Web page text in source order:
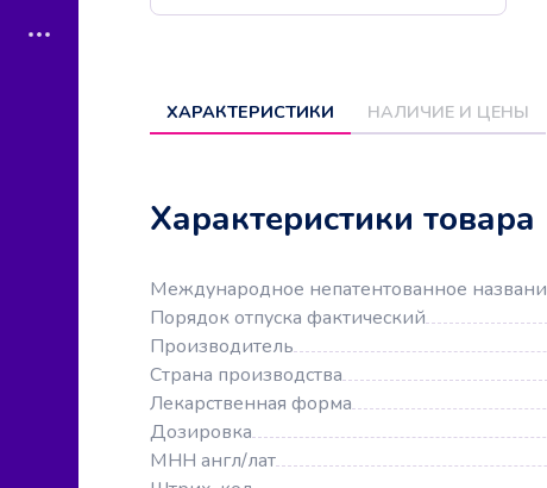
ХАРАКТЕРИСТИКИ НАЛИЧИЕ И ЦЕНЫ
Характеристики товара
Международное непатентованное
Порядок отпуска фактический
Производитель
Страна производства
Лекарственная форма
Дозировка
МНН англ/лат